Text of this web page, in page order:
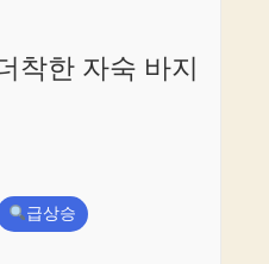
착한 자숙 바지
급상승